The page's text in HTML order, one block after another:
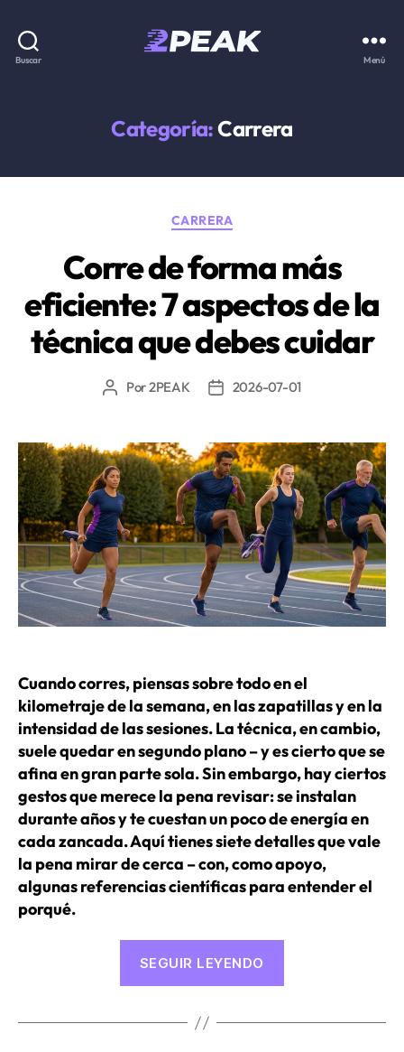
Buscar Menú
Categoría:Carrera
Categorías
CARRERA
Corre de forma más
eficiente: 7 aspectos de la
técnica que debes cuidar
Autor
entrada
Por2PEAK
Fecha
entrada
2026-07-01
Cuando corres, piensas sobre todo en el
kilometraje de la semana, en las zapatillas y en la
intensidad de las sesiones. La técnica, en cambio,
suele quedar en segundo plano – y es cierto que se
afina en gran parte sola. Sin embargo, hay ciertos
gestos que merece la pena revisar: se instalan
durante años y te cuestan un poco de energía en
cada zancada. Aquí tienes siete detalles que vale
la pena mirar de cerca – con, como apoyo,
algunas referencias científicas para entender el
porqué.
SEGUIR LEYENDO
más